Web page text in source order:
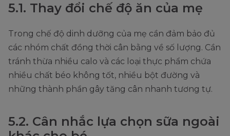
5.1. Thay đổi chế độ ăn của mẹ
Trong chế độ dinh dưỡng của mẹ cần đảm bảo đủ
các nhóm chất đồng thời cân bằng về số lượng. Cần
tránh thừa nhiều calo và các loại thực phẩm chứa
nhiều chất béo không tốt, nhiều bột đường và
những thành phần gây tăng cân nhanh tương tự.
5.2. Cân nhắc lựa chọn sữa ngoài